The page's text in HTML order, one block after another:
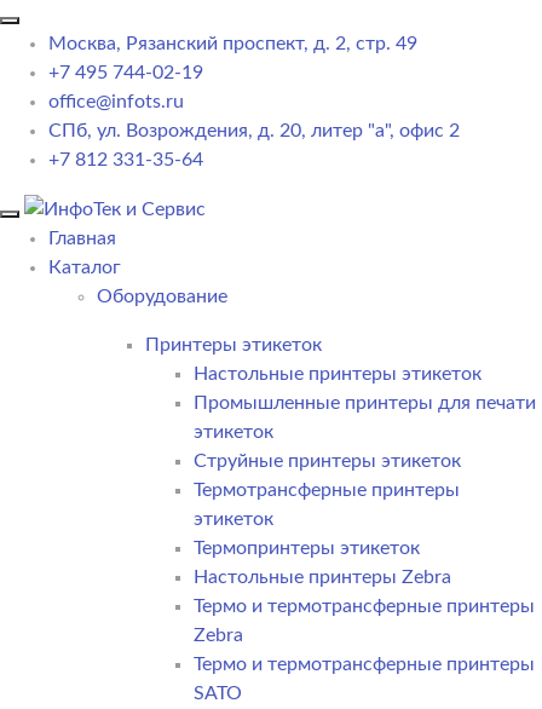
Москва, Рязанский проспект, д. 2, стр. 49
+7 495 744-02-19
office@infots.ru
СПб, ул. Возрождения, д. 20, литер "a", офис 2
+7 812 331-35-64
Главная
Каталог
Оборудование
Принтеры этикеток
Настольные принтеры этикеток
Промышленные принтеры для печати
этикеток
Струйные принтеры этикеток
Термотрансферные принтеры
этикеток
Термопринтеры этикеток
Настольные принтеры Zebra
Термо и термотрансферные принтеры
Zebra
Термо и термотрансферные принтеры
SATO